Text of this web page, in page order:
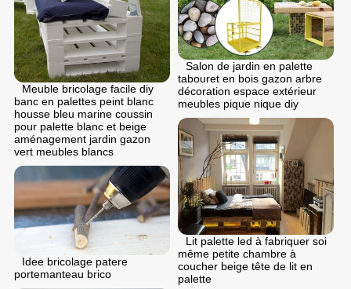
Meuble bricolage facile diy
banc en palettes peint blanc
housse bleu marine coussin
pour palette blanc et beige
aménagement jardin gazon
vert meubles blancs
Salon de jardin en palette
tabouret en bois gazon arbre
décoration espace extérieur
meubles pique nique diy
Lit palette led à fabriquer soi
même petite chambre à
coucher beige tête de lit en
palette
Idee bricolage patere
portemanteau brico